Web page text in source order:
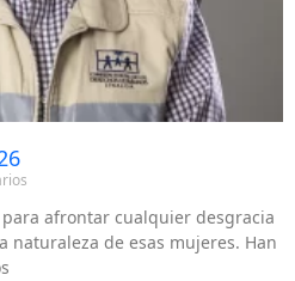
afrontar cualquier desgracia
de esas mujeres. Han